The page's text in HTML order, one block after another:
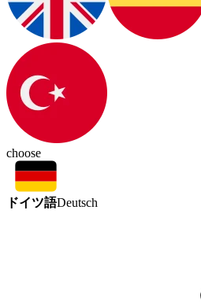
choose
ドイツ語Deutsch